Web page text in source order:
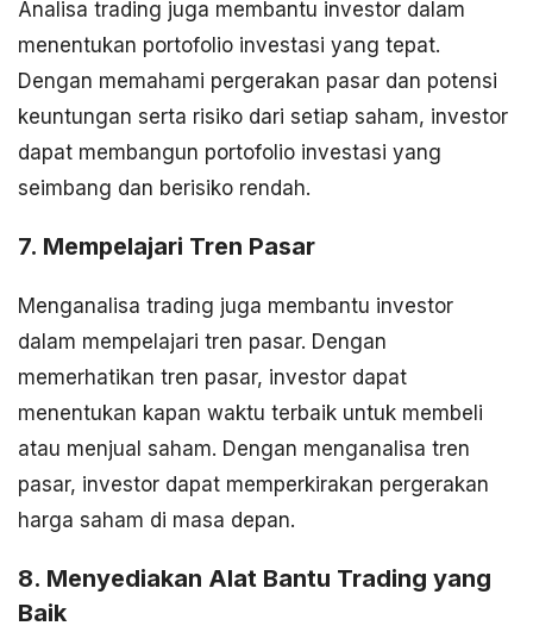
Analisa trading juga membantu investor dalam
menentukan portofolio investasi yang tepat.
Dengan memahami pergerakan pasar dan potensi
keuntungan serta risiko dari setiap saham, investor
dapat membangun portofolio investasi yang
seimbang dan berisiko rendah.
7. Mempelajari Tren Pasar
Menganalisa trading juga membantu investor
dalam mempelajari tren pasar. Dengan
memerhatikan tren pasar, investor dapat
menentukan kapan waktu terbaik untuk membeli
atau menjual saham. Dengan menganalisa tren
pasar, investor dapat memperkirakan pergerakan
harga saham di masa depan.
8. Menyediakan Alat Bantu Trading yang
Baik